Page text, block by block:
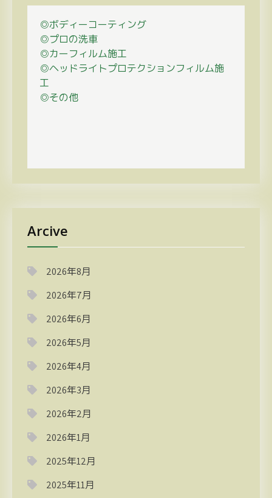
◎ボディーコーティング
◎プロの洗車
◎カーフィルム施工
◎ヘッドライトプロテクションフィルム施
工
◎その他
Arcive
2026年8月
2026年7月
2026年6月
2026年5月
2026年4月
2026年3月
2026年2月
2026年1月
2025年12月
2025年11月